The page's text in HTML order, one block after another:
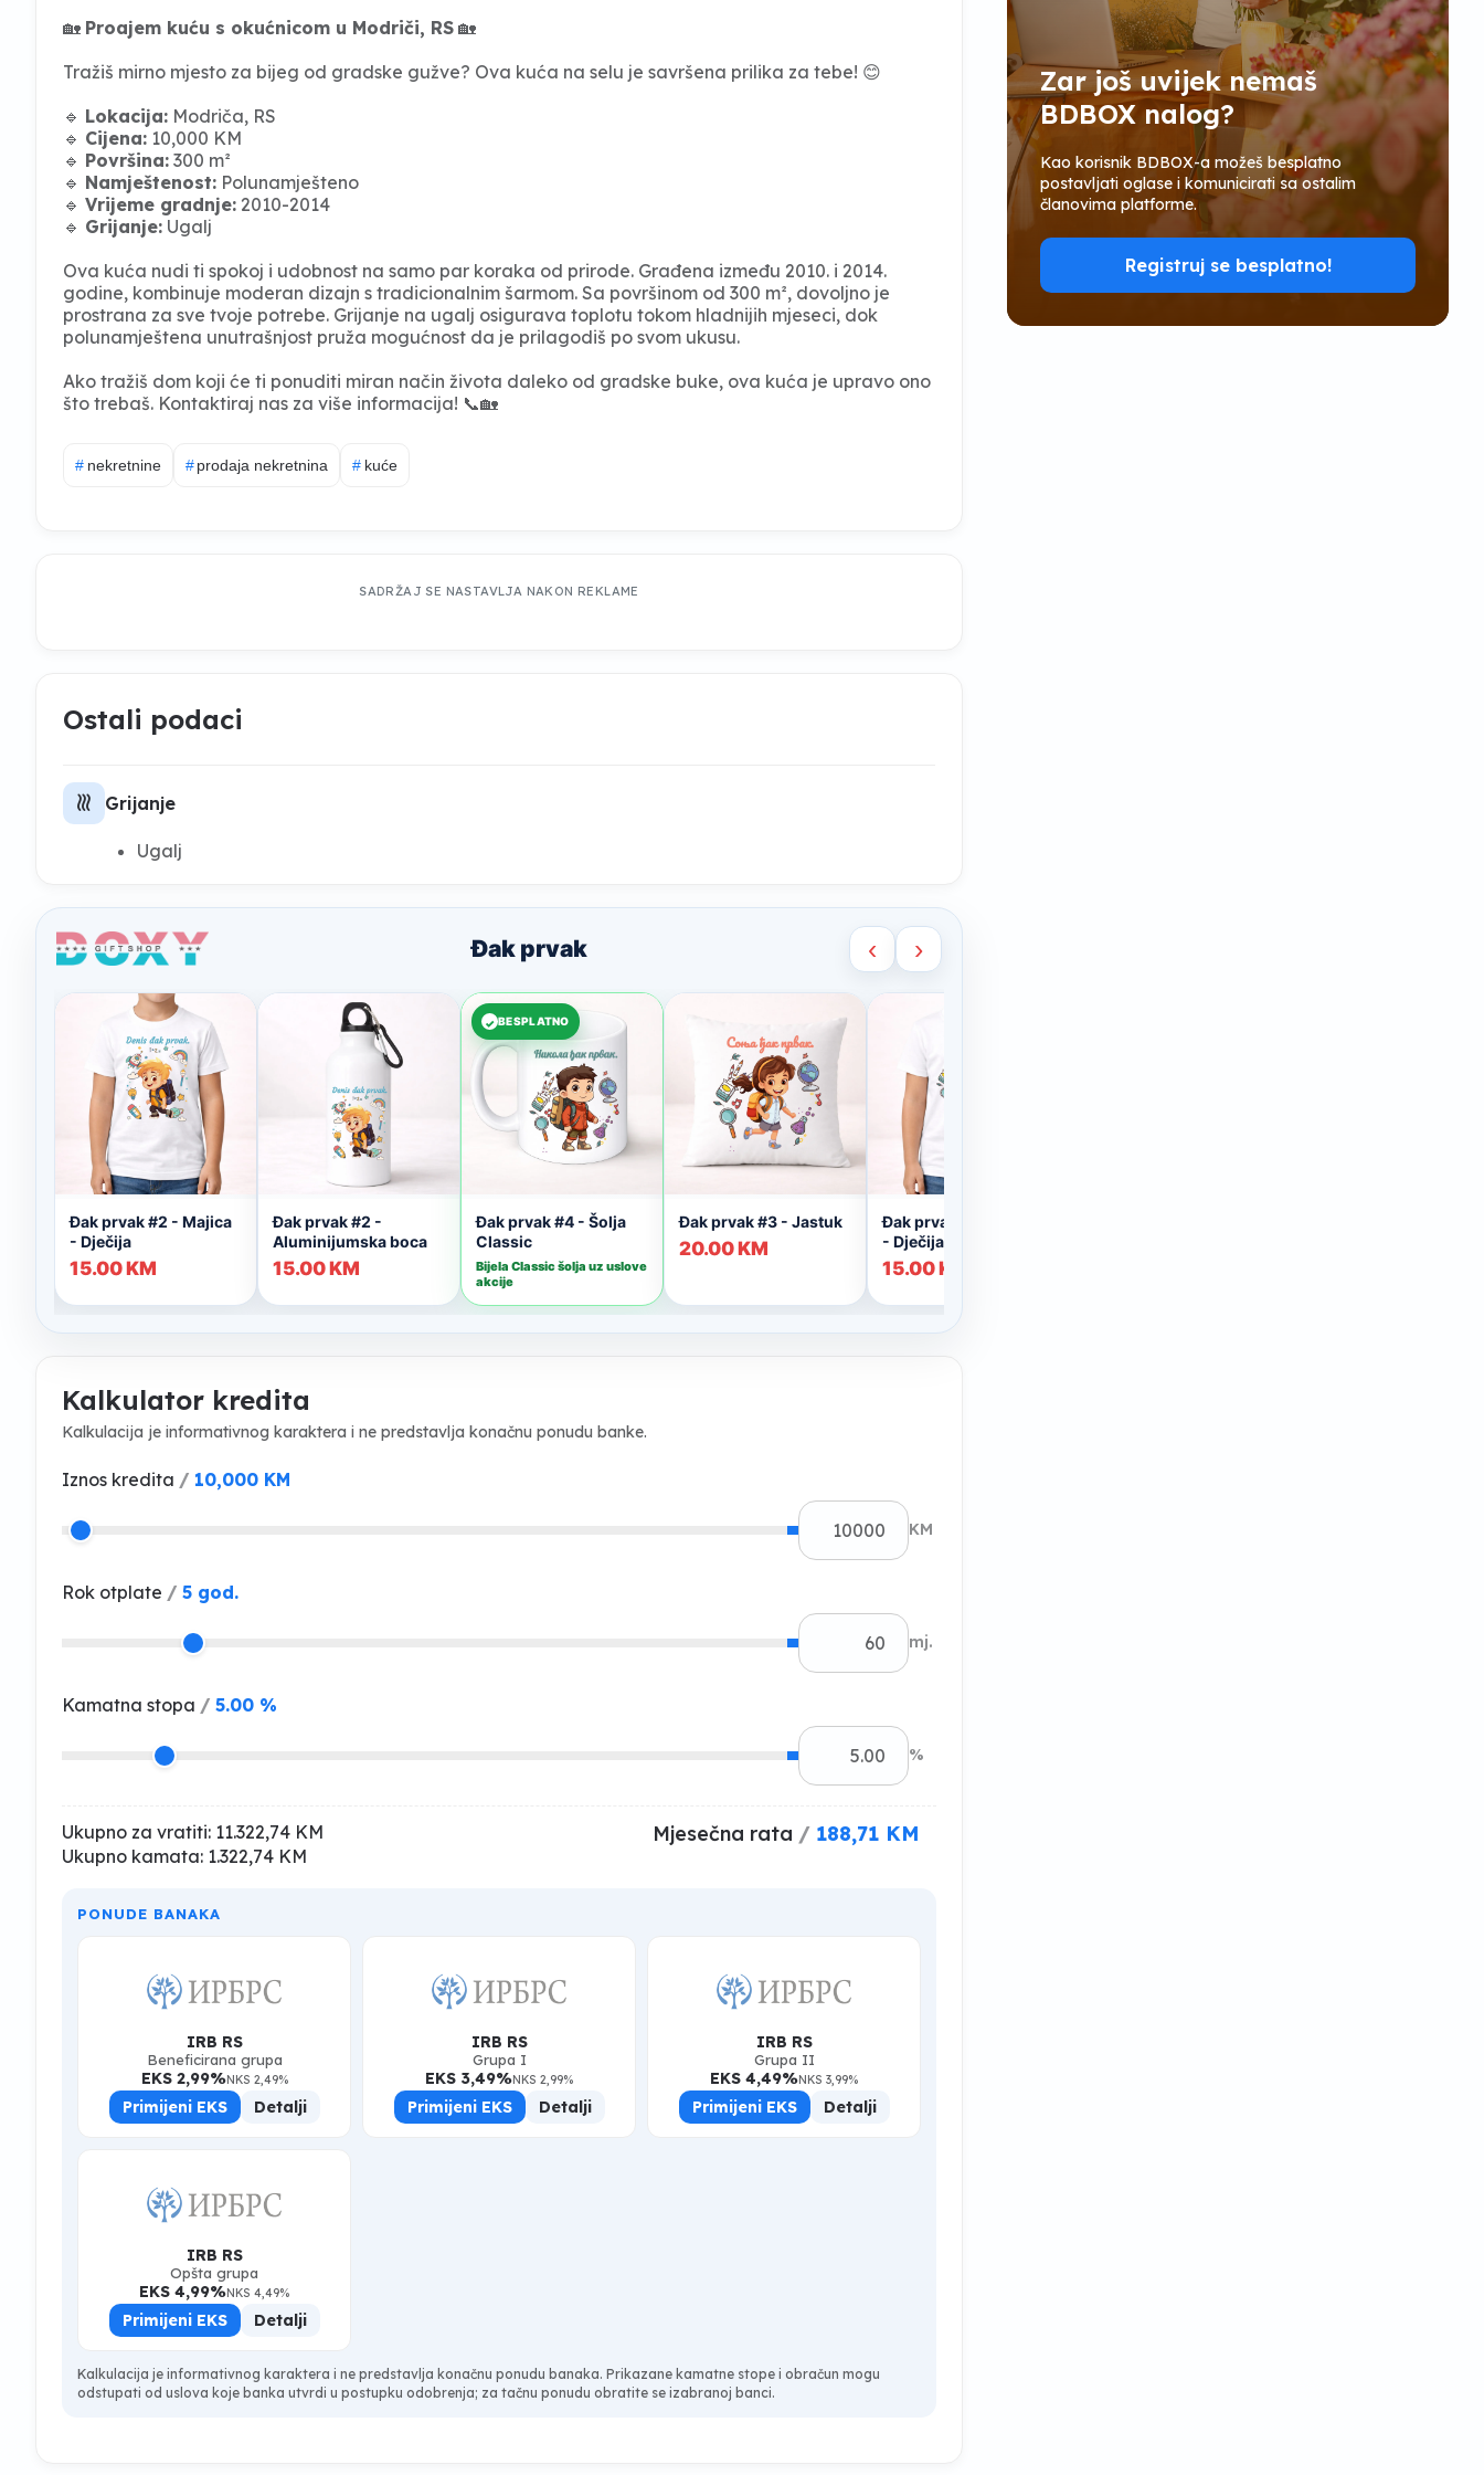
🏡 Proajem kuću s okućnicom u Modriči, RS 🏡
Tražiš mirno mjesto za bijeg od gradske gužve? Ova kuća na selu je savršena prilika za tebe! 😊
🔹 Lokacija: Modriča, RS
🔹 Cijena: 10,000 KM
🔹 Površina: 300 m²
🔹 Namještenost: Polunamješteno
🔹 Vrijeme gradnje: 2010-2014
🔹 Grijanje: Ugalj
Ova kuća nudi ti spokoj i udobnost na samo par koraka od prirode. Građena između 2010. i 2014.
godine, kombinuje moderan dizajn s tradicionalnim šarmom. Sa površinom od 300 m², dovoljno je
prostrana za sve tvoje potrebe. Grijanje na ugalj osigurava toplotu tokom hladnijih mjeseci, dok
polunamještena unutrašnjost pruža mogućnost da je prilagodiš po svom ukusu.
Ako tražiš dom koji će ti ponuditi miran način života daleko od gradske buke, ova kuća je upravo ono
što trebaš. Kontaktiraj nas za više informacija! 📞🏡
# nekretnine # prodaja nekretnina # kuće
SADRŽAJ SE NASTAVLJA NAKON REKLAME
Ostali podaci
heat Grijanje
Ugalj
Kalkulator kredita
Kalkulacija je informativnog karaktera i ne predstavlja konačnu ponudu banke.
Iznos kredita / 10,000 KM
KM
Rok otplate / 5 god.
mj.
Kamatna stopa / 5.00 %
%
Mjesečna rata / 188,71 KM
Ukupno za vratiti: 11.322,74 KM
Ukupno kamata: 1.322,74 KM
PONUDE BANAKA
IRB RS
Beneficirana grupa
EKS 2,99%NKS 2,49%
Primijeni EKS Detalji
IRB RS
Grupa I
EKS 3,49%NKS 2,99%
Primijeni EKS Detalji
IRB RS
Grupa II
EKS 4,49%NKS 3,99%
Primijeni EKS Detalji
IRB RS
Opšta grupa
EKS 4,99%NKS 4,49%
Primijeni EKS Detalji
Kalkulacija je informativnog karaktera i ne predstavlja konačnu ponudu banaka. Prikazane kamatne stope i obračun mogu
odstupati od uslova koje banka utvrdi u postupku odobrenja; za tačnu ponudu obratite se izabranoj banci.
Zar još uvijek nemaš
BDBOX nalog?
Kao korisnik BDBOX-a možeš besplatno
postavljati oglase i komunicirati sa ostalim
članovima platforme.
Registruj se besplatno!